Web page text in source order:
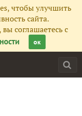
чтобы улучшить
сайта.
соглашаетесь с
ок